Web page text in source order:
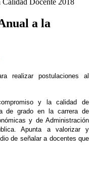
a la
realizar postulaciones al
y la calidad de
de grado en la carrera de
y de Administración
Apunta a valorizar y
de señalar a docentes que